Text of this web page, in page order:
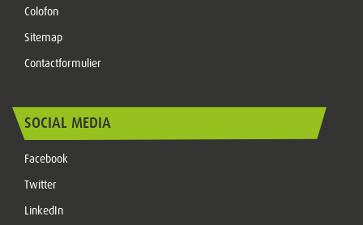
Colofon
Sitemap
Contactformulier
SOCIAL MEDIA
Facebook
Twitter
LinkedIn